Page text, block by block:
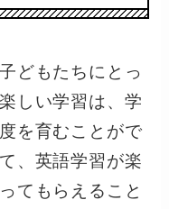
どもたちにとっ
しい学習は、学
を育むことがで
、英語学習が楽
てもらえること